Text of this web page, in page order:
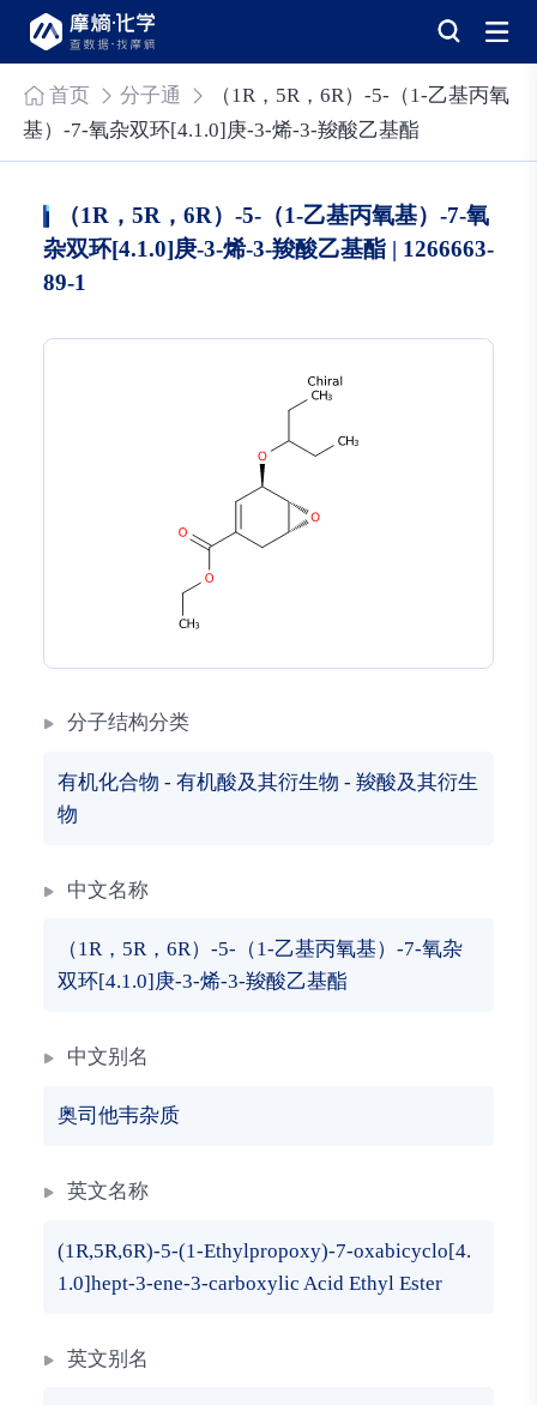
首页 分子通
（1R，5R，6R）-5-（1-乙基丙氧
基）-7-氧杂双环[4.1.0]庚-3-烯-3-羧酸乙基酯
（1R，5R，6R）-5-（1-乙基丙氧基）-7-氧
杂双环[4.1.0]庚-3-烯-3-羧酸乙基酯 | 1266663-
89-1
分子结构分类
有机化合物 - 有机酸及其衍生物 - 羧酸及其衍生
物
中文名称
（1R，5R，6R）-5-（1-乙基丙氧基）-7-氧杂
双环[4.1.0]庚-3-烯-3-羧酸乙基酯
中文别名
奥司他韦杂质
英文名称
(1R,5R,6R)-5-(1-Ethylpropoxy)-7-oxabicyclo[4.
1.0]hept-3-ene-3-carboxylic Acid Ethyl Ester
英文别名